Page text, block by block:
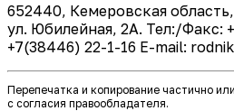
652440, Кемеровская
ул. Юбилейная, 2А. Тел:/Факс:
+7(38446) 22-1-16 E-mail:
Перепечатка и копирование частично
с согласия правообладателя.